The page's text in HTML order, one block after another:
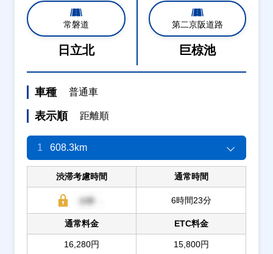
常磐道
日立北
第二京阪道路
巨椋池
車種 普通車
表示順 距離順
1 608.3km
渋滞考慮時間 通常時間
6時間23分
通常料金
16,280円
ETC料金
15,800円